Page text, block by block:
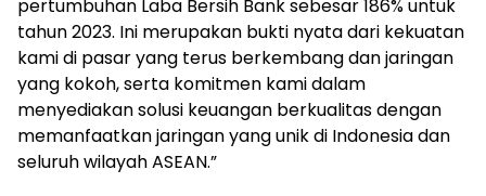
pertumbuhan Laba Bersih Bank sebesar 186% untuk
tahun 2023. Ini merupakan bukti nyata dari kekuatan
kami di pasar yang terus berkembang dan jaringan
yang kokoh, serta komitmen kami dalam
menyediakan solusi keuangan berkualitas dengan
memanfaatkan jaringan yang unik di Indonesia dan
seluruh wilayah ASEAN.”